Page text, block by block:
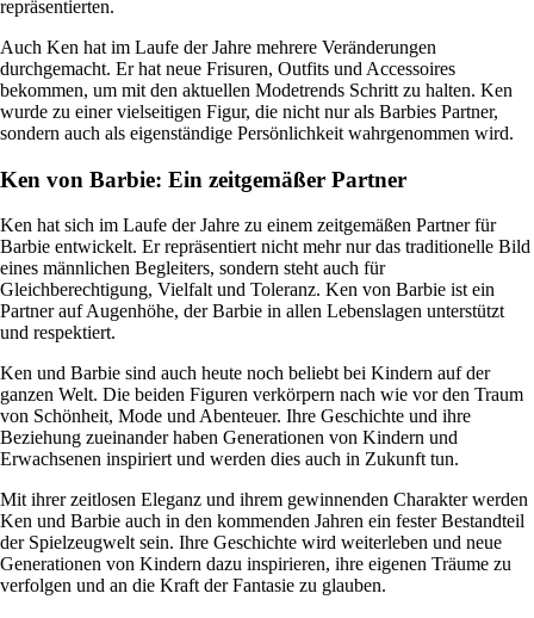
repräsentierten.
Auch Ken hat im Laufe der Jahre mehrere Veränderungen
durchgemacht. Er hat neue Frisuren, Outfits und Accessoires
bekommen, um mit den aktuellen Modetrends Schritt zu halten. Ken
wurde zu einer vielseitigen Figur, die nicht nur als Barbies Partner,
sondern auch als eigenständige Persönlichkeit wahrgenommen wird.
Ken von Barbie: Ein zeitgemäßer Partner
Ken hat sich im Laufe der Jahre zu einem zeitgemäßen Partner für
Barbie entwickelt. Er repräsentiert nicht mehr nur das traditionelle Bild
eines männlichen Begleiters, sondern steht auch für
Gleichberechtigung, Vielfalt und Toleranz. Ken von Barbie ist ein
Partner auf Augenhöhe, der Barbie in allen Lebenslagen unterstützt
und respektiert.
Ken und Barbie sind auch heute noch beliebt bei Kindern auf der
ganzen Welt. Die beiden Figuren verkörpern nach wie vor den Traum
von Schönheit, Mode und Abenteuer. Ihre Geschichte und ihre
Beziehung zueinander haben Generationen von Kindern und
Erwachsenen inspiriert und werden dies auch in Zukunft tun.
Mit ihrer zeitlosen Eleganz und ihrem gewinnenden Charakter werden
Ken und Barbie auch in den kommenden Jahren ein fester Bestandteil
der Spielzeugwelt sein. Ihre Geschichte wird weiterleben und neue
Generationen von Kindern dazu inspirieren, ihre eigenen Träume zu
verfolgen und an die Kraft der Fantasie zu glauben.